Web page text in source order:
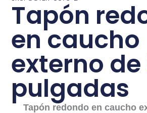
Tapón
en caucho
externo de
pulgadas
Tapón redondo en caucho